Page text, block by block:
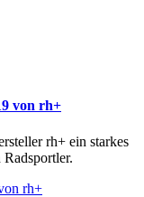
von rh+
rh+ ein starkes
rh+